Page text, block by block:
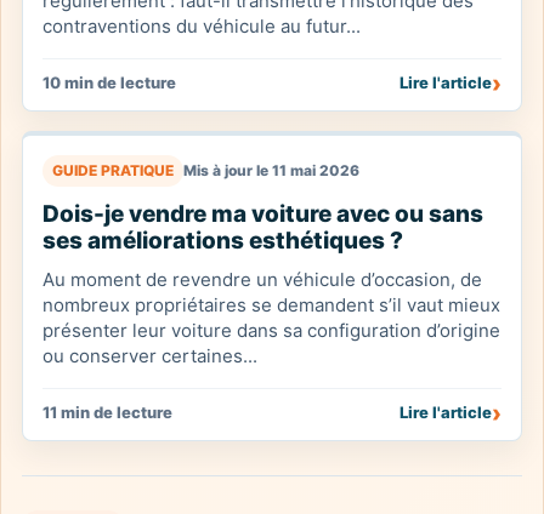
contraventions du véhicule au futur...
10 min de lecture Lire l'article›
GUIDE PRATIQUE Mis à jour le 11 mai 2026
Dois-je vendre ma voiture avec ou sans
ses améliorations esthétiques ?
Au moment de revendre un véhicule d’occasion, de
nombreux propriétaires se demandent s’il vaut mieux
présenter leur voiture dans sa configuration d’origine
ou conserver certaines...
11 min de lecture Lire l'article›